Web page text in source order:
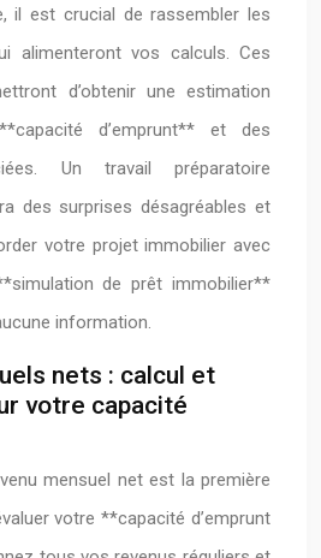
il est crucial de rassembler les
alimenteront vos calculs. Ces
d’obtenir une estimation
d’emprunt** et des
Un travail préparatoire
des surprises désagréables et
votre projet immobilier avec
de prêt immobilier**
information.
nets : calcul et
votre capacité
mensuel net est la première
votre **capacité d’emprunt